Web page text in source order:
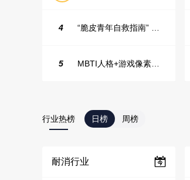
4 “脆皮青年自救指南” 五一城市解压生活节活动策划案
5 MBTI人格+游戏像素风主题企业年会
行业热榜 日榜 周榜
耐消行业